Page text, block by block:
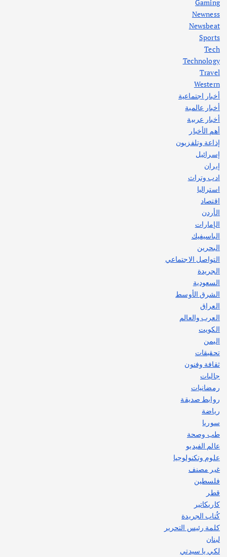
أهم الأخبار
اختتام ورشة السينوغرافيا في مدينة كلباء الاماراتية
أغسطس 3, 2026
Gaming
Newness
Newsbeat
Sports
Tech
Technology
Travel
Western
أخبار اجتماعية
أخبار عالمية
أخبار عربية
أهم الأخبار
إذاعة وتلفزيون
إسرائيل
إيران
ادب وتراث
استراليا
اقتصاد
الأردن
الإمارات
الباسيفيك
البحرين
التواصل الاجتماعي
الجريدة
السعودية
الشرق الأوسط
العراق
العرب والعالم
الكويت
اليمن
تحقيقات
ثقافة وفنون
جاليات
رمضانيات
روابط صديقة
رياضة
سوريا
طب وصحة
عالم الفيديو
علوم وتكنولوجيا
غير مصنف
فلسطين
قطر
كاريكاتير
كُتاب الجريدة
كلمة رئيس التحرير
لبنان
لكي يا سيدتي